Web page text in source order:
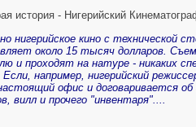
история - Нигерийский
нигерийское кино с технической
около 15 тысяч долларов.
и проходят на натуре - никаких
Если, например, нигерийский
офис и договаривается
вилл и прочего "инвентаря"....